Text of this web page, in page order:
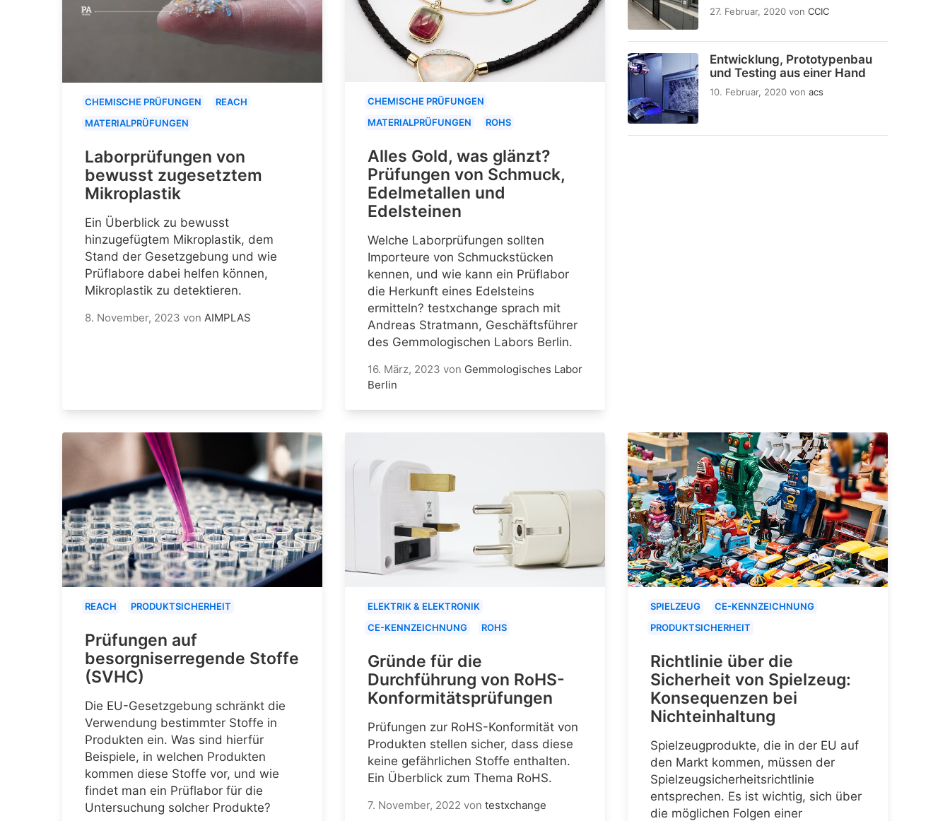
27. Februar, 2020 von CCIC
Entwicklung, Prototypenbau
und Testing aus einer Hand
10. Februar, 2020 von acs
CHEMISCHE PRÜFUNGEN
REACH
MATERIALPRÜFUNGEN
Laborprüfungen von
bewusst zugesetztem
Mikroplastik
Ein Überblick zu bewusst
hinzugefügtem Mikroplastik, dem
Stand der Gesetzgebung und wie
Prüflabore dabei helfen können,
Mikroplastik zu detektieren.
8. November, 2023 von AIMPLAS
CHEMISCHE PRÜFUNGEN
MATERIALPRÜFUNGEN
ROHS
Alles Gold, was glänzt?
Prüfungen von Schmuck,
Edelmetallen und
Edelsteinen
Welche Laborprüfungen sollten
Importeure von Schmuckstücken
kennen, und wie kann ein Prüflabor
die Herkunft eines Edelsteins
ermitteln? testxchange sprach mit
Andreas Stratmann, Geschäftsführer
des Gemmologischen Labors Berlin.
16. März, 2023 von Gemmologisches Labor
Berlin
REACH PRODUKTSICHERHEIT
Prüfungen auf
besorgniserregende Stoffe
(SVHC)
Die EU-Gesetzgebung schränkt die
Verwendung bestimmter Stoffe in
Produkten ein. Was sind hierfür
Beispiele, in welchen Produkten
kommen diese Stoffe vor, und wie
findet man ein Prüflabor für die
Untersuchung solcher Produkte?
ELEKTRIK & ELEKTRONIK
CE-KENNZEICHNUNG
ROHS
Gründe für die
Durchführung von RoHS-
Konformitätsprüfungen
Prüfungen zur RoHS-Konformität von
Produkten stellen sicher, dass diese
keine gefährlichen Stoffe enthalten.
Ein Überblick zum Thema RoHS.
7. November, 2022 von testxchange
SPIELZEUG
CE-KENNZEICHNUNG
PRODUKTSICHERHEIT
Richtlinie über die
Sicherheit von Spielzeug:
Konsequenzen bei
Nichteinhaltung
Spielzeugprodukte, die in der EU auf
den Markt kommen, müssen der
Spielzeugsicherheitsrichtlinie
entsprechen. Es ist wichtig, sich über
die möglichen Folgen einer